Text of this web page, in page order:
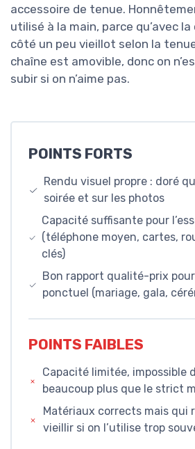
accessoire de tenue.
utilisé à la main, parce qu’avec
côté un peu vieillot selon la
chaîne est amovible, donc on
subir si on n’aime pas.
POINTS FORTS
Rendu visuel propre : doré
soirée et sur les photos
Capacité suffisante pour
(téléphone moyen, cartes,
clés)
Bon rapport qualité-prix
ponctuel (mariage, gala,
POINTS FAIBLES
Capacité limitée, impossible
beaucoup plus que le strict
Matériaux corrects mais qui
vieillir si on l’utilise trop